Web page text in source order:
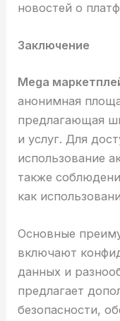
новостей о
Заключение
Mega
анонимная
предлагающая
и услуг. Для
использование
также
как
Основные
включают
данных и
предлагает
безопасности,